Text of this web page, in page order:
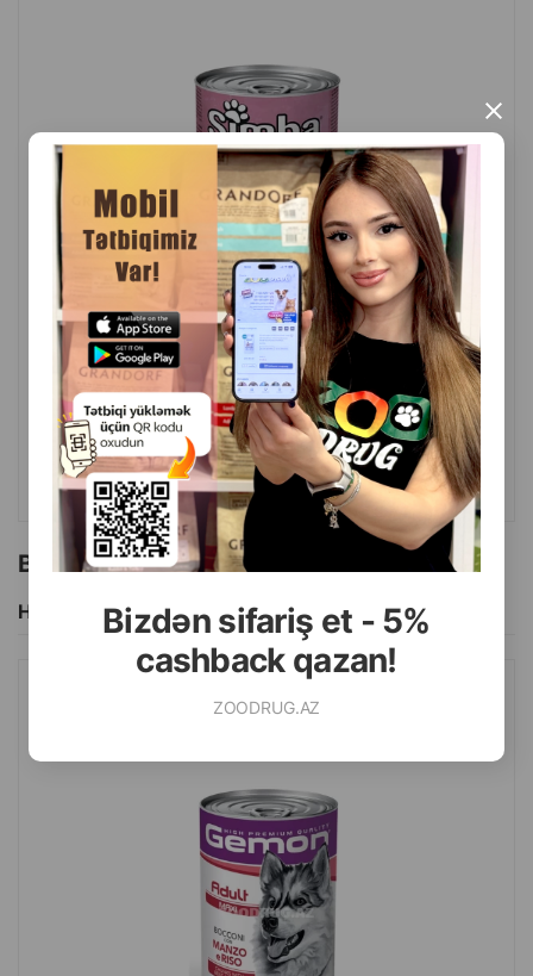
Bizdən sifariş et - 5%
cashback qazan!
ZOODRUG.AZ
×
Hidrogenləşdirilmiş yağların olmaması təbii və sağlam
qidalanmaya kömək edir.
Tam qidalanma:
Bu yem tam rasionlu qida kimi hazırlanıb və pişiyinizin
sağlamlığı üçün lazım olan bütün qida maddələrini özündə
birləşdirir.
İstehsalçı ölkə:İtaliya
( Rəylər)
Çəki Qiymət
Almaq
1 ədəd
2.50
ALMAQ
Bu brendin başqa məhsulları
Hamısını Gör
NƏM YEM GEMON ADULT MAXI DOG BÖYÜK CINS ITLƏR ÜÇÜN